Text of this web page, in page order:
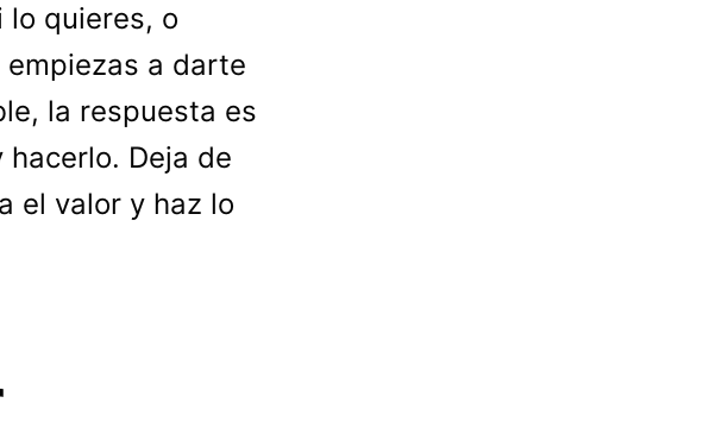
lo quieres, o
a darte
la respuesta es
Deja de
el valor y haz lo